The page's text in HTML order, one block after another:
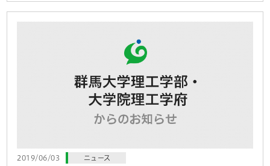
2019/06/03 ニュース